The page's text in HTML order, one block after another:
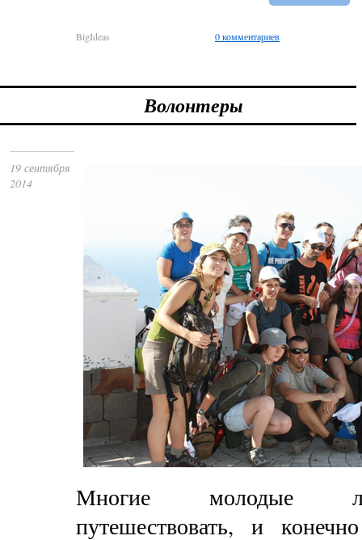
BigIdeas 0 комментариев
Волонтеры
19 сентября
2014
Многие молодые
путешествовать, и